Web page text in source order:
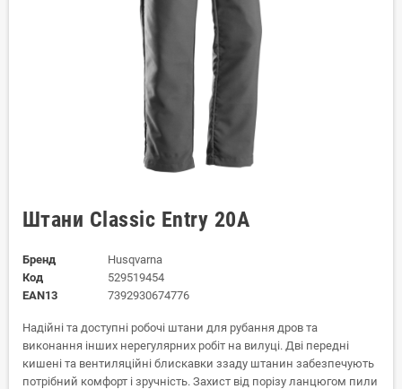
Штани Classic Entry 20A
Бренд
Husqvarna
Код
529519454
EAN13
7392930674776
Надійні та доступні робочі штани для рубання дров та
виконання інших нерегулярних робіт на вилуці. Дві передні
кишені та вентиляційні блискавки ззаду штанин забезпечують
потрібний комфорт і зручність. Захист від порізу ланцюгом пили